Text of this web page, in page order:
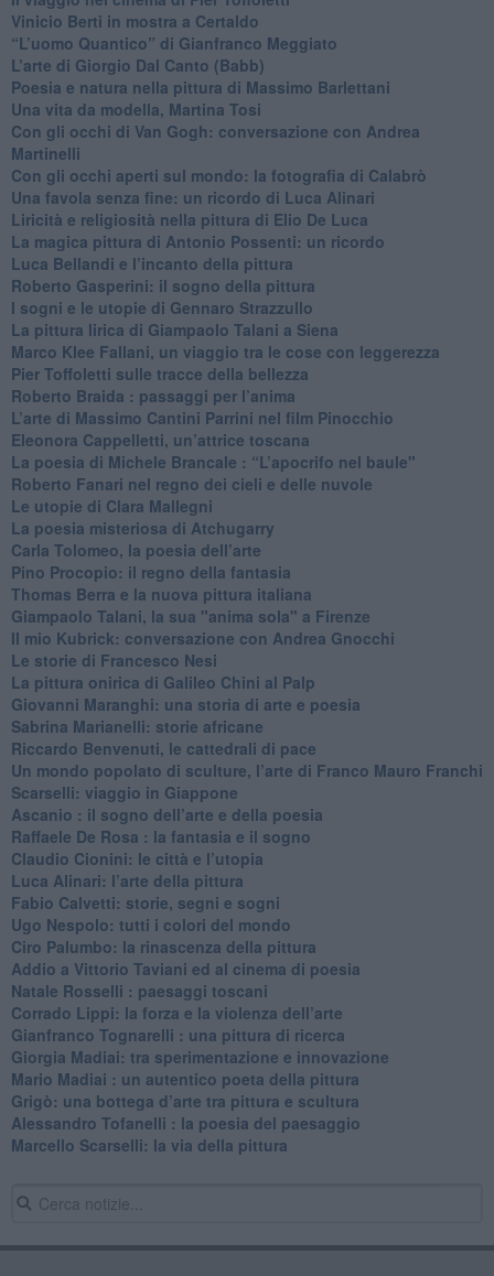
Vinicio Berti in mostra a Certaldo
“L’uomo Quantico” di Gianfranco Meggiato
​L’arte di Giorgio Dal Canto (Babb)
Poesia e natura nella pittura di Massimo Barlettani
Una vita da modella, Martina Tosi
​Con gli occhi di Van Gogh: conversazione con Andrea
Martinelli
​Con gli occhi aperti sul mondo: la fotografia di Calabrò
Una favola senza fine: un ricordo di Luca Alinari
Liricità e religiosità nella pittura di Elio De Luca
La magica pittura di Antonio Possenti: un ricordo
Luca Bellandi e l’incanto della pittura
​Roberto Gasperini: il sogno della pittura
I sogni e le utopie di Gennaro Strazzullo
La pittura lirica di Giampaolo Talani a Siena
​Marco Klee Fallani, un viaggio tra le cose con leggerezza
​Pier Toffoletti sulle tracce della bellezza
​Roberto Braida : passaggi per l’anima
​L’arte di Massimo Cantini Parrini nel film Pinocchio
Eleonora Cappelletti, un’attrice toscana
​La poesia di Michele Brancale : “L’apocrifo nel baule"
Roberto Fanari nel regno dei cieli e delle nuvole
Le utopie di Clara Mallegni
​La poesia misteriosa di Atchugarry
Carla Tolomeo, la poesia dell’arte
Pino Procopio: il regno della fantasia
Thomas Berra e la nuova pittura italiana
Giampaolo Talani, la sua "anima sola" a Firenze
Il mio Kubrick: conversazione con Andrea Gnocchi
Le storie di Francesco Nesi
​La pittura onirica di Galileo Chini al Palp
​Giovanni Maranghi: una storia di arte e poesia
Sabrina Marianelli: storie africane
​Riccardo Benvenuti, le cattedrali di pace
​Un mondo popolato di sculture, l’arte di Franco Mauro Franchi
​Scarselli: viaggio in Giappone
​Ascanio : il sogno dell’arte e della poesia
Raffaele De Rosa : la fantasia e il sogno
​Claudio Cionini: le città e l’utopia
Luca Alinari: l’arte della pittura
​Fabio Calvetti: storie, segni e sogni
Ugo Nespolo: tutti i colori del mondo
​Ciro Palumbo: la rinascenza della pittura
​Addio a Vittorio Taviani ed al cinema di poesia
​Natale Rosselli : paesaggi toscani
​Corrado Lippi: la forza e la violenza dell’arte
Gianfranco Tognarelli : una pittura di ricerca
Giorgia Madiai: tra sperimentazione e innovazione
Mario Madiai : un autentico poeta della pittura
Grigò: una bottega d’arte tra pittura e scultura
Alessandro Tofanelli : la poesia del paesaggio
​Marcello Scarselli: la via della pittura